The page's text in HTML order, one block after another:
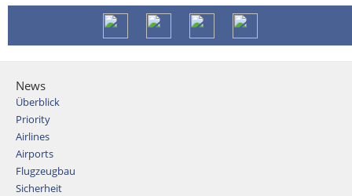
News
Überblick
Priority
Airlines
Airports
Flugzeugbau
Sicherheit